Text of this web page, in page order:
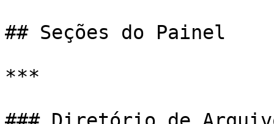
## Seções do Painel
***